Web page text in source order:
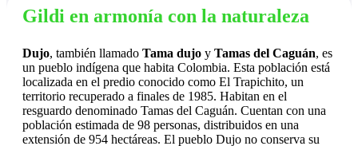
Gildi en armonía con la naturaleza
Dujo, también llamado Tama dujo y Tamas del Caguán, es
un pueblo indígena que habita Colombia. Esta población está
localizada en el predio conocido como El Trapichito, un
territorio recuperado a finales de 1985. Habitan en el
resguardo denominado Tamas del Caguán. Cuentan con una
población estimada de 98 personas, distribuidos en una
extensión de 954 hectáreas. El pueblo Dujo no conserva su